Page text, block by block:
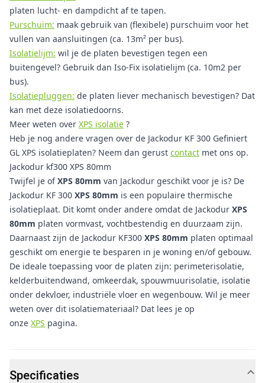
platen lucht- en dampdicht af te tapen.
Purschuim: maak gebruik van (flexibele) purschuim voor het
vullen van aansluitingen (ca. 13m² per bus).
Isolatielijm: wil je de platen bevestigen tegen een
buitengevel? Gebruik dan Iso-Fix isolatielijm (ca. 10m2 per
bus).
Isolatiepluggen: de platen liever mechanisch bevestigen? Dat
kan met deze isolatiedoorns.
Meer weten over XPS isolatie ?
Heb je nog andere vragen over de Jackodur KF 300 Gefiniert
GL XPS isolatieplaten? Neem dan gerust contact met ons op.
Jackodur kf300 XPS 80mm
Twijfel je ofXPS 80mm van Jackodur geschikt voor je is? De
Jackodur KF 300 XPS 80mm is een populaire thermische
isolatieplaat. Dit komt onder andere omdat de Jackodur XPS
80mm platen vormvast, vochtbestendig en duurzaam zijn.
Daarnaast zijn de Jackodur KF300 XPS 80mm platen optimaal
geschikt om energie te besparen in je woning en/of gebouw.
De ideale toepassing voor de platen zijn: perimeterisolatie,
kelderbuitendwand, omkeerdak, spouwmuurisolatie, isolatie
onder dekvloer, industriële vloer en wegenbouw. Wil je meer
weten over dit isolatiemateriaal? Dat lees je op
onze XPS pagina.
Specificaties